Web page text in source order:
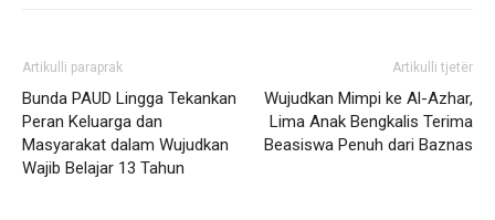
Artikulli paraprak
Bunda PAUD Lingga Tekankan
Peran Keluarga dan
Masyarakat dalam Wujudkan
Wajib Belajar 13 Tahun
Artikulli tjetër
Wujudkan Mimpi ke Al-Azhar,
Lima Anak Bengkalis Terima
Beasiswa Penuh dari Baznas